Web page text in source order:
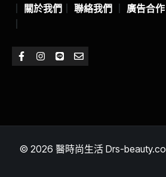
關於我們 聯絡我們
廣告合作
© 2026 醫時尚生活 Drs-